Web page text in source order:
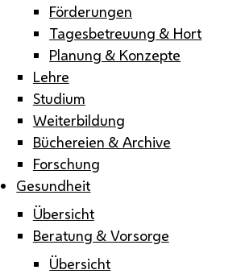
Förderungen
Tagesbetreuung & Hort
Planung & Konzepte
Lehre
Studium
Weiterbildung
Büchereien & Archive
Forschung
Gesundheit
Übersicht
Beratung & Vorsorge
Übersicht